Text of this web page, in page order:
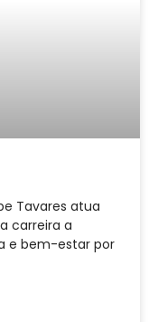
Tavares atua
carreira a
e bem-estar por